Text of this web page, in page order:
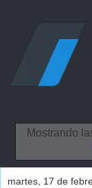
Mostrando
martes, 17 de